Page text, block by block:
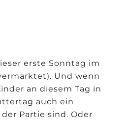
erste Sonntag im
Und wenn
an diesem Tag in
auch ein
Partie sind. Oder